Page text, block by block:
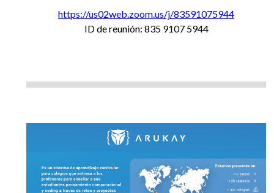
https://us02web.zoom.us/j/83591075944
ID de reunión: 835 9107 5944